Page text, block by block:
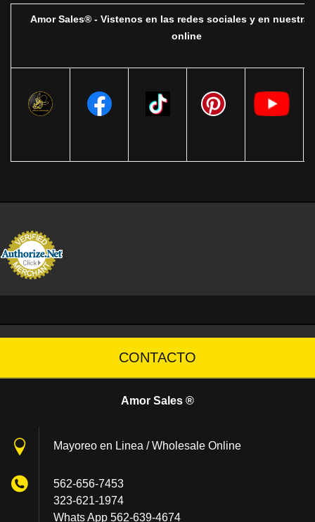
Amor Sales® - Vistenos en las redes sociales y en nuestra
online
CONTACTO
Amor Sales ®
Mayoreo en Linea / Wholesale Online
562-656-7453
323-621-1974
Whats App 562-639-4674